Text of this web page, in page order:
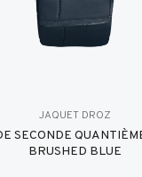
JAQUET DROZ
SECONDE
BRUSHED BLUE